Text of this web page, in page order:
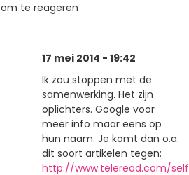
om te reageren
17 mei 2014 - 19:42
Ik zou stoppen met de
samenwerking. Het zijn
oplichters. Google voor
meer info maar eens op
hun naam. Je komt dan o.a.
dit soort artikelen tegen:
http://www.teleread.com/